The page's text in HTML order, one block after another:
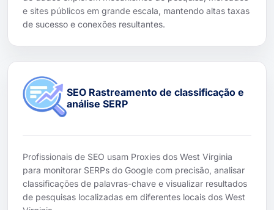
e sites públicos em grande escala, mantendo altas taxas
de sucesso e conexões resultantes.
SEO Rastreamento de classificação e
análise SERP
Profissionais de SEO usam Proxies dos West Virginia
para monitorar SERPs do Google com precisão, analisar
classificações de palavras-chave e visualizar resultados
de pesquisas localizadas em diferentes locais dos West